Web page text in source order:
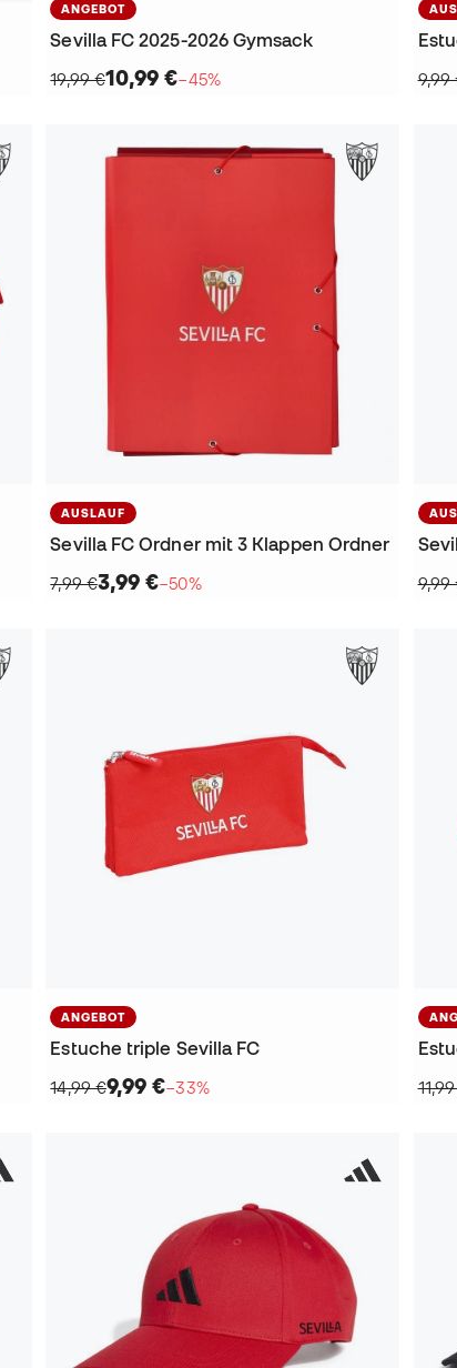
ANGEBOT
Sevilla FC 2025-2026 Gymsack
19,99 €10,99 €−45%
9,99
AUSLAUF
Sevilla FC Ordner mit 3 Klappen Ordner
7,99 €3,99 €−50%
9,99
ANGEBOT
Estuche triple Sevilla FC
14,99 €9,99 €−33%